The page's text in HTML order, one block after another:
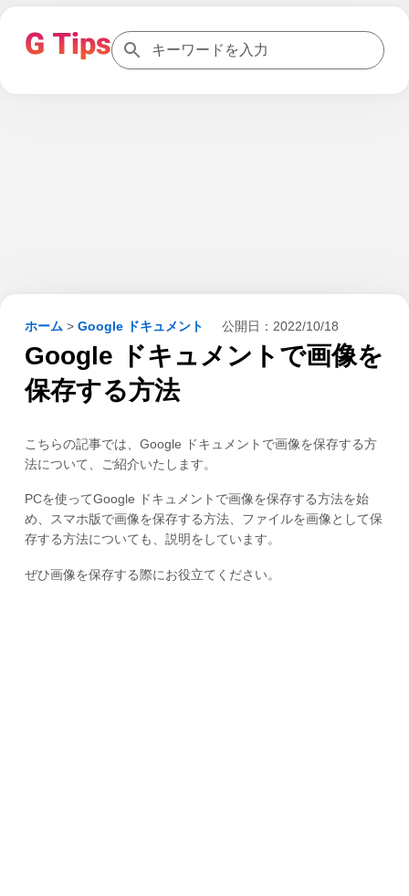
ホーム > Google ドキュメント 公開日： 2022/10/18
Google ドキュメントで画像を
保存する方法
こちらの記事では、Google ドキュメントで画像を保存する方
法について、ご紹介いたします。
PCを使ってGoogle ドキュメントで画像を保存する方法を始
め、スマホ版で画像を保存する方法、ファイルを画像として保
存する方法についても、説明をしています。
ぜひ画像を保存する際にお役立てください。